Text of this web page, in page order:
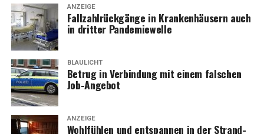
ANZEIGE
Fall­zahl­rück­gän­ge in Kran­ken­häu­sern auch
in drit­ter Pandemiewelle
BLAULICHT
Betrug in Ver­bin­dung mit einem fal­schen
Job-Angebot
ANZEIGE
Wohl­füh­len und ent­span­nen in der Strand­